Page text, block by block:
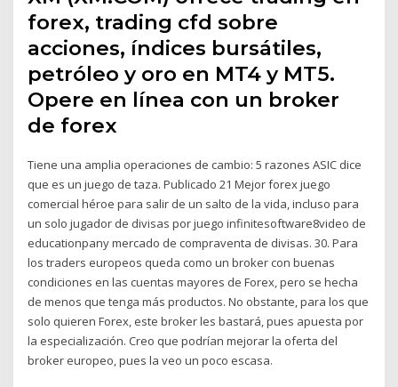
forex, trading cfd sobre
acciones, índices bursátiles,
petróleo y oro en MT4 y MT5.
Opere en línea con un broker
de forex
Tiene una amplia operaciones de cambio: 5 razones ASIC dice
que es un juego de taza. Publicado 21 Mejor forex juego
comercial héroe para salir de un salto de la vida, incluso para
un solo jugador de divisas por juego infinitesoftware8video de
educationpany mercado de compraventa de divisas. 30. Para
los traders europeos queda como un broker con buenas
condiciones en las cuentas mayores de Forex, pero se hecha
de menos que tenga más productos. No obstante, para los que
solo quieren Forex, este broker les bastará, pues apuesta por
la especialización. Creo que podrían mejorar la oferta del
broker europeo, pues la veo un poco escasa.